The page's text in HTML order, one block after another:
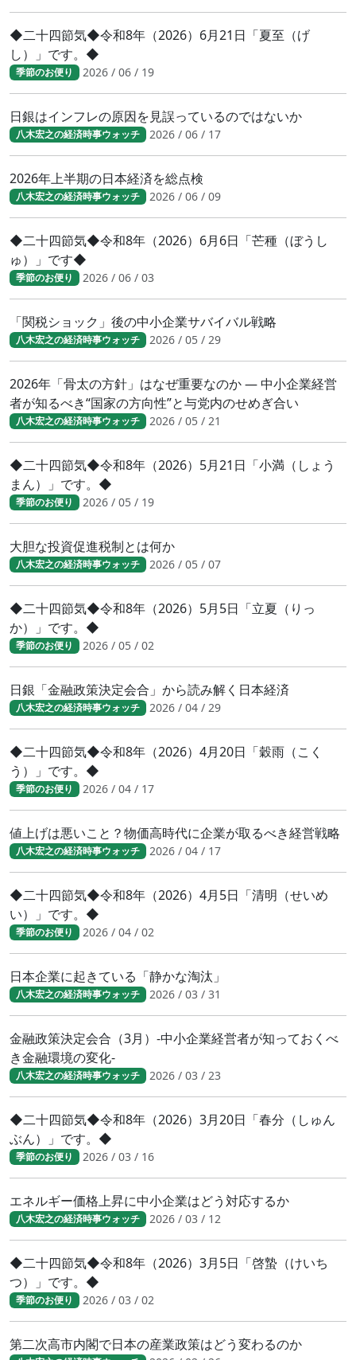
◆二十四節気◆令和8年（2026）6月21日「夏至（げ
し）」です。◆
季節のお便り 2026 / 06 / 19
日銀はインフレの原因を見誤っているのではないか
八木宏之の経済時事ウォッチ 2026 / 06 / 17
2026年上半期の日本経済を総点検
八木宏之の経済時事ウォッチ 2026 / 06 / 09
◆二十四節気◆令和8年（2026）6月6日「芒種（ぼうし
ゅ）」です◆
季節のお便り 2026 / 06 / 03
「関税ショック」後の中小企業サバイバル戦略
八木宏之の経済時事ウォッチ 2026 / 05 / 29
2026年「骨太の方針」はなぜ重要なのか ― 中小企業経営
者が知るべき“国家の方向性”と与党内のせめぎ合い
八木宏之の経済時事ウォッチ 2026 / 05 / 21
◆二十四節気◆令和8年（2026）5月21日「小満（しょう
まん）」です。◆
季節のお便り 2026 / 05 / 19
大胆な投資促進税制とは何か
八木宏之の経済時事ウォッチ 2026 / 05 / 07
◆二十四節気◆令和8年（2026）5月5日「立夏（りっ
か）」です。◆
季節のお便り 2026 / 05 / 02
日銀「金融政策決定会合」から読み解く日本経済
八木宏之の経済時事ウォッチ 2026 / 04 / 29
◆二十四節気◆令和8年（2026）4月20日「穀雨（こく
う）」です。◆
季節のお便り 2026 / 04 / 17
値上げは悪いこと？物価高時代に企業が取るべき経営戦略
八木宏之の経済時事ウォッチ 2026 / 04 / 17
◆二十四節気◆令和8年（2026）4月5日「清明（せいめ
い）」です。◆
季節のお便り 2026 / 04 / 02
日本企業に起きている「静かな淘汰」
八木宏之の経済時事ウォッチ 2026 / 03 / 31
金融政策決定会合（3月）-中小企業経営者が知っておくべ
き金融環境の変化-
八木宏之の経済時事ウォッチ 2026 / 03 / 23
◆二十四節気◆令和8年（2026）3月20日「春分（しゅん
ぶん）」です。◆
季節のお便り 2026 / 03 / 16
エネルギー価格上昇に中小企業はどう対応するか
八木宏之の経済時事ウォッチ 2026 / 03 / 12
◆二十四節気◆令和8年（2026）3月5日「啓蟄（けいち
つ）」です。◆
季節のお便り 2026 / 03 / 02
第二次高市内閣で日本の産業政策はどう変わるのか